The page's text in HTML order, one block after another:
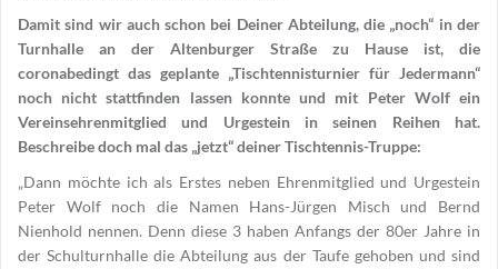
Damit sind wir auch schon bei Deiner Abteilung, die „noch“ in der
Turnhalle an der Altenburger Straße zu Hause ist, die
coronabedingt das geplante „Tischtennisturnier für Jedermann“
noch nicht stattfinden lassen konnte und mit Peter Wolf ein
Vereinsehrenmitglied und Urgestein in seinen Reihen hat.
Beschreibe doch mal das „jetzt“ deiner Tischtennis-Truppe:
„Dann möchte ich als Erstes neben Ehrenmitglied und Urgestein
Peter Wolf noch die Namen Hans-Jürgen Misch und Bernd
Nienhold nennen. Denn diese 3 haben Anfangs der 80er Jahre in
der Schulturnhalle die Abteilung aus der Taufe gehoben und sind